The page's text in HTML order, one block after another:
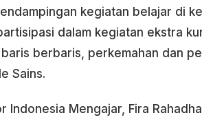
kegiatan belajar di
dalam kegiatan ekstra
berbaris, perkemahan dan
Sains.
Indonesia Mengajar, Fira